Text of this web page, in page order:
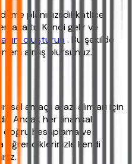
planınızı dikkatlice
azaltır. Kendi gelir ve
oluşturun. Bu şekilde
almış olursunuz.
amaçlı arazi alımları için
Ancak her finansal
doğru hesaplama ve
öğrendiklerinizle kendi